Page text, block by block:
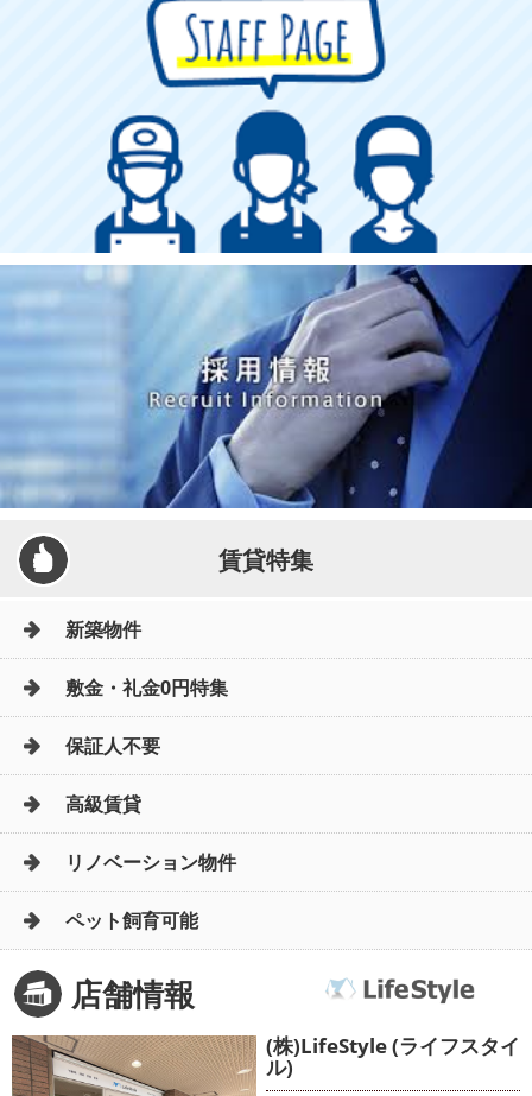
賃貸特集
新築物件
敷金・礼金0円特集
保証人不要
高級賃貸
リノベーション物件
ペット飼育可能
店舗情報
(株)LifeStyle (ライフスタイ
ル)